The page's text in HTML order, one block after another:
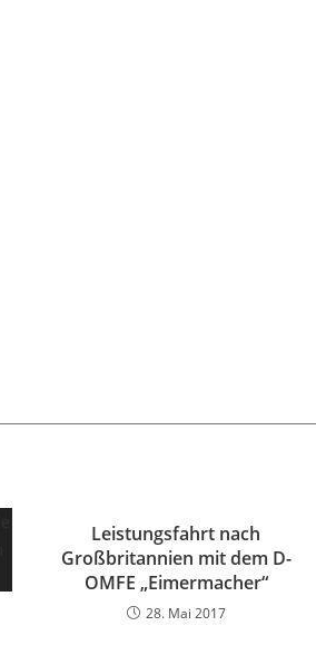
Leistungsfahrt nach
Großbritannien mit dem D-
OMFE „Eimermacher“
28. Mai 2017